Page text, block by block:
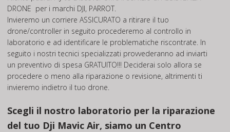
DRONE per i marchi DJI, PARROT.
Invieremo un corriere ASSICURATO a ritirare il tuo
drone/controller in seguito procederemo al controllo in
laboratorio e ad identificare le problematiche riscontrate. In
seguito i nostri tecnici specializzati provvederanno ad inviarti
un preventivo di spesa GRATUITO!!! Deciderai solo allora se
procedere o meno alla riparazione o revisione, altrimenti ti
invieremo indietro il tuo drone.
Scegli il nostro laboratorio per la riparazione
del tuo Dji Mavic Air, siamo un Centro